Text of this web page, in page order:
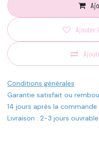
Ajouter
Conditions générales
Garantie satisfait ou
14 jours après la commande
Livraison : 2-3 jours